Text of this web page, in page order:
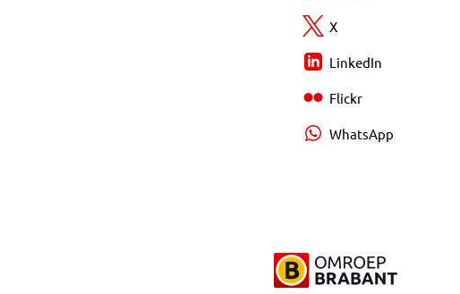
X
LinkedIn
Flickr
WhatsApp